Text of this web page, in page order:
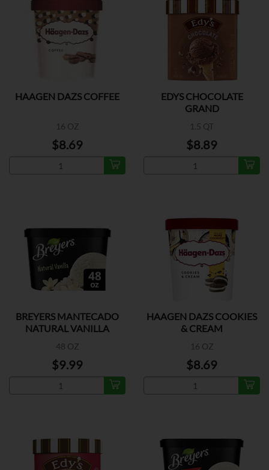
HAAGEN DAZS COFFEE
16 OZ
$8.69
EDYS CHOCOLATE
GRAND
1.5 QT
$8.89
BREYERS MANTECADO
NATURAL VANILLA
48 OZ
$9.99
HAAGEN DAZS COOKIES
& CREAM
16 OZ
$8.69